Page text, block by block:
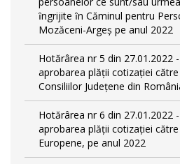
ȋngrijite ȋn Căminul pentru
Mozăceni-Argeș pe anul 2022
Hotărârea nr 5 din 27.01.2022
aprobarea plății cotizației
Consiliilor Județene din
Hotărârea nr 6 din 27.01.2022
aprobarea plății cotizației
Europene, pe anul 2022